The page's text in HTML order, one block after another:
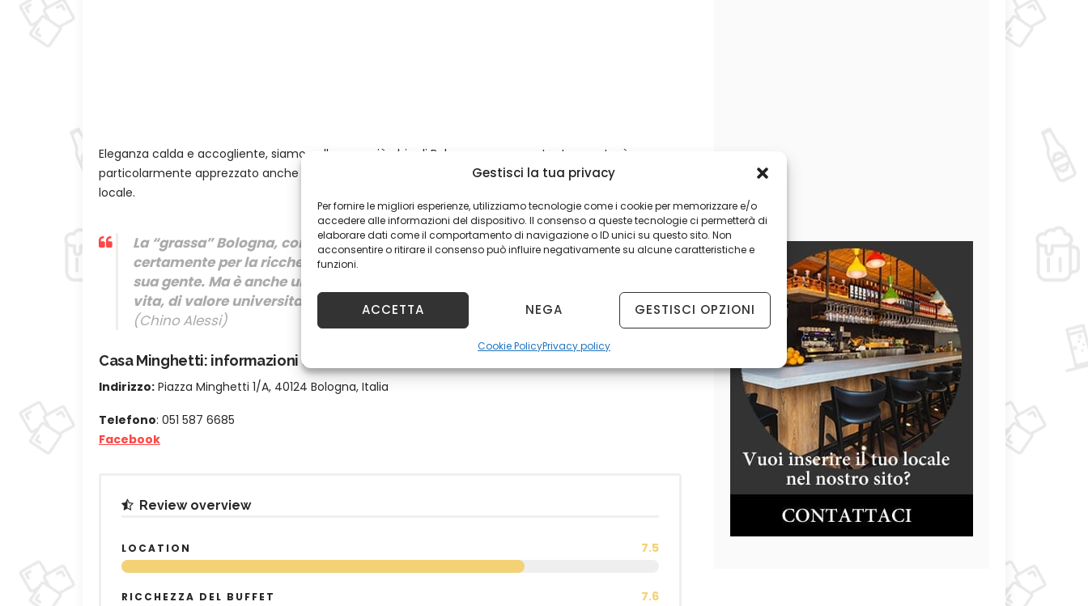
Gestisci la tua privacy
Per fornire le migliori esperienze, utilizziamo tecnologie come i cookie per memorizzare e/o
accedere alle informazioni del dispositivo. Il consenso a queste tecnologie ci permetterà di
elaborare dati come il comportamento di navigazione o ID unici su questo sito. Non
acconsentire o ritirare il consenso può influire negativamente su alcune caratteristiche e
funzioni.
ACCETTA NEGA GESTISCI OPZIONI
Cookie PolicyPrivacy policy
Eleganza calda e accogliente, siamo nella zona più chic di Bologna, ma, nonostante questo, è
particolarmente apprezzato anche il rapporto qualità prezzo che invoglia a provare, e riprovare, il
locale.
La “grassa” Bologna, come con vena sarcastica viene definita, è tale
certamente per la ricchezza, per l’abbondanza, per lo spirito godereccio della
sua gente. Ma è anche un centro di grande cultura, di eleganza, di bello stile di
vita, di valore universitario mondiale.
(Chino Alessi)
Casa Minghetti: informazioni utili e contatti
Indirizzo: Piazza Minghetti 1/A, 40124 Bologna, Italia
Telefono: 051 587 6685
Facebook
Review overview
LOCATION 7.5
RICCHEZZA DEL BUFFET 7.6